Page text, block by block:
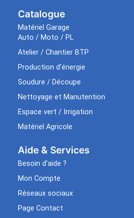
Catalogue
Matériel Garage
Auto / Moto / PL
Atelier / Chantier BTP
Production d’énergie
Soudure / Découpe
Nettoyage et Manutention
Espace vert / Irrigation
Matériel Agricole
Aide & Services​
Besoin d’aide ?
Mon Compte
Réseaux sociaux
Page Contact